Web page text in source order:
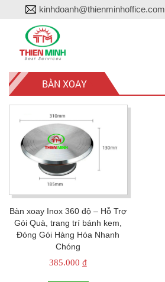
kinhdoanh@thienminhoffice.com
BÀN XOAY
Bàn xoay Inox 360 độ – Hỗ Trợ
Gói Quà, trang trí bánh kem,
Đóng Gói Hàng Hóa Nhanh
Chóng
385.000₫